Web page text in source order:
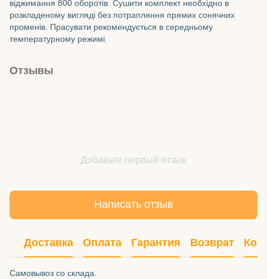
віджимання 800 оборотів. Сушити комплект необхідно в
розкладеному вигляді без потрапляння прямих сонячних
променів. Прасувати рекомендується в середньому
температурному режимі.
Отзывы
Добавьте первый отзыв
Написать отзыв
Доставка Оплата Гарантия Возврат
Самовывоз со склада.